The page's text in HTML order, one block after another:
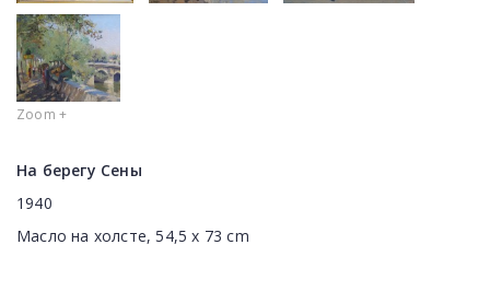
Zoom +
На берегу Сены
1940
Масло на холсте, 54,5 x 73 cm